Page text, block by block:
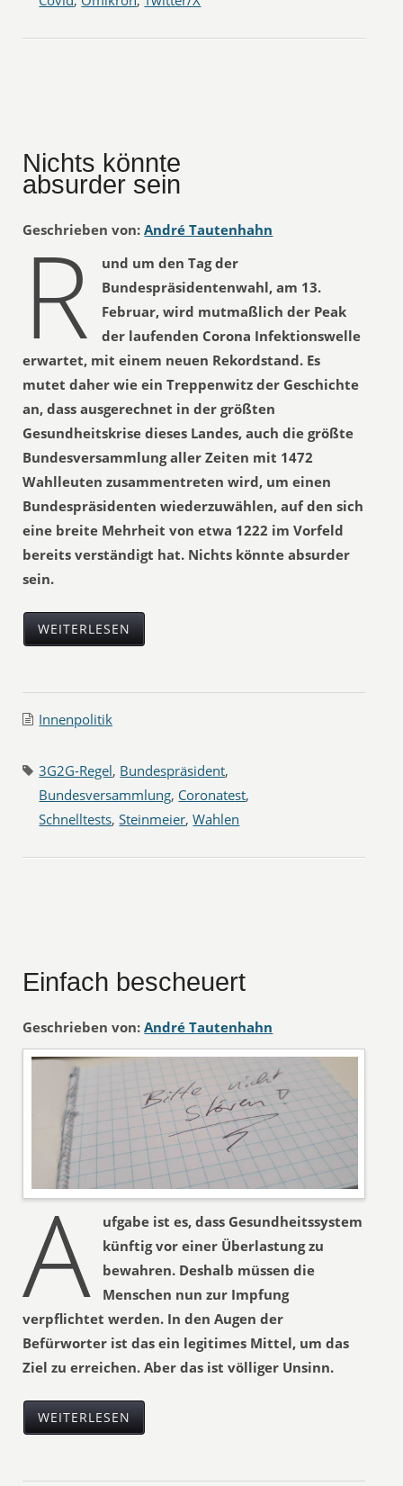
Nichts könnte
absurder sein
Geschrieben von: André Tautenhahn
R
und um den Tag der
Bundespräsidentenwahl, am 13.
Februar, wird mutmaßlich der Peak
der laufenden Corona Infektionswelle
erwartet, mit einem neuen Rekordstand. Es
mutet daher wie ein Treppenwitz der Geschichte
an, dass ausgerechnet in der größten
Gesundheitskrise dieses Landes, auch die größte
Bundesversammlung aller Zeiten mit 1472
Wahlleuten zusammentreten wird, um einen
Bundespräsidenten wiederzuwählen, auf den sich
eine breite Mehrheit von etwa 1222 im Vorfeld
bereits verständigt hat. Nichts könnte absurder
sein.
WEITERLESEN
Innenpolitik
3G2G-Regel, Bundespräsident,
Bundesversammlung, Coronatest,
Schnelltests,Steinmeier,Wahlen
Einfach bescheuert
Geschrieben von: André Tautenhahn
A
ufgabe ist es, dass Gesundheitssystem
künftig vor einer Überlastung zu
bewahren. Deshalb müssen die
Menschen nun zur Impfung
verpflichtet werden. In den Augen der
Befürworter ist das ein legitimes Mittel, um das
Ziel zu erreichen. Aber das ist völliger Unsinn.
WEITERLESEN